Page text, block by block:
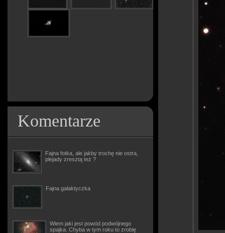
Komentarze
Fajna fotka, ale jakby trochę nie ostra,
plejady zresztą też ?
Fajna galaktyczka
Wiem jaki jest powód podwójnego
spajka. Chyba w tym roku to zrobię